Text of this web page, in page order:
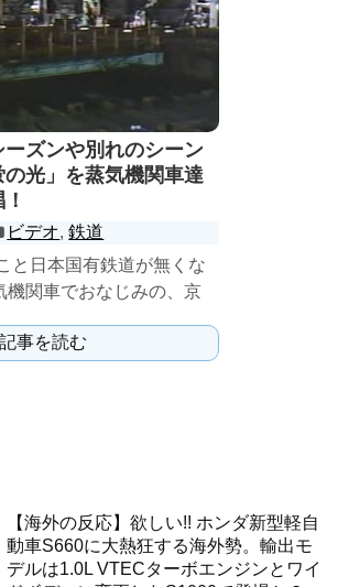
ーズンや別れのシーン
光」を蒸気機関車達
ビデオ,鉄道
と日本国有鉄道が無くな
機関車でおなじみの、京
記事を読む
【海外の反応】欲しい!! ホンダ新型軽自
動車S660に大熱狂する海外勢。輸出モ
デルは1.0L VTECターボエンジンとワイ